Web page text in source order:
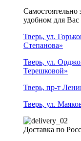
удобном для Вас
Тверь, ул.
Степанова»
Тверь, ул.
Терешковой»
Тверь, пр-т
Тверь, ул.
Доставка по